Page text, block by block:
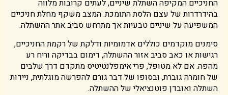
החניכיים המקיפה השתלת שיניים, לעתים קרובות מלווה
בהידרדרות של עצם הלסת התומכת. המצב משקף מחלת חניכיים
המשפיעה על שיניים טבעיות אך מתרחש סביב אתר ההשתלה.
סימנים מוקדמים כוללים אדמומיות ודלקת של רקמת החניכיים,
רגישות או כאב סביב אזור ההשתלה, דימום בבדיקה וריח רע
מהפה. אם לא מטופל, פרי אימפלנטיטיס מתקדם דרך שלבים
של חומרה גוברת, ובסופו של דבר גורם להפרשה מוגלתית, ניידות
השתלה ואובדן פוטנציאלי של ההשתלה.